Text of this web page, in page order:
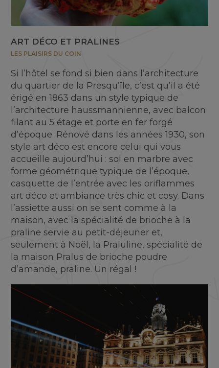
ART DÉCO ET PRALINES
LES PLAISIRS DU COIN
Si l’hôtel se fond si bien dans l’architecture
du quartier de la Presqu’île, c’est qu’il a été
érigé en 1863 dans un style typique de
l’architecture haussmannienne, avec balcon
filant au 5 étage et porte en fer forgé
d’époque. Rénové dans les années 1930, son
style art déco est encore celui qui vous
accueille aujourd’hui : sol en marbre avec
forme géométrique typique de l’époque,
casquette de l’entrée avec les oriflammes
art déco et ambiance très chic et cosy. Dans
l’assiette aussi on se sent comme à la
maison, avec la spécialité de brioche à la
praline servie au petit-déjeuner et,
seulement à Noël, la Praluline, spécialité de
la maison Pralus de brioche poudre
d’amande, praline. Un régal !